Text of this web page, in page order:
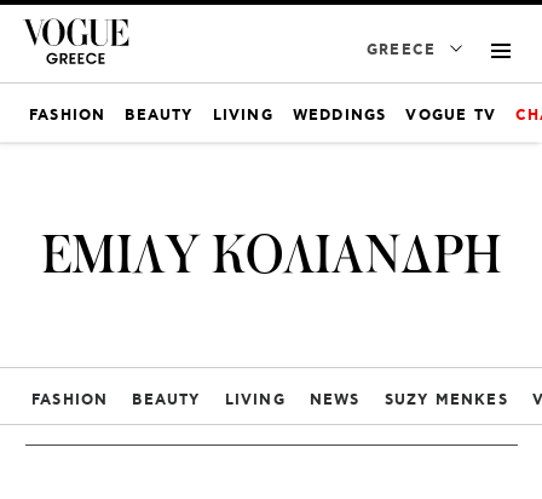
GREECE
FASHION BEAUTY LIVING WEDDINGS VOGUE TV
ΕΜΙΛΥ ΚΟΛΙΑΝΔΡΗ
FASHION BEAUTY LIVING NEWS SUZY MENKES